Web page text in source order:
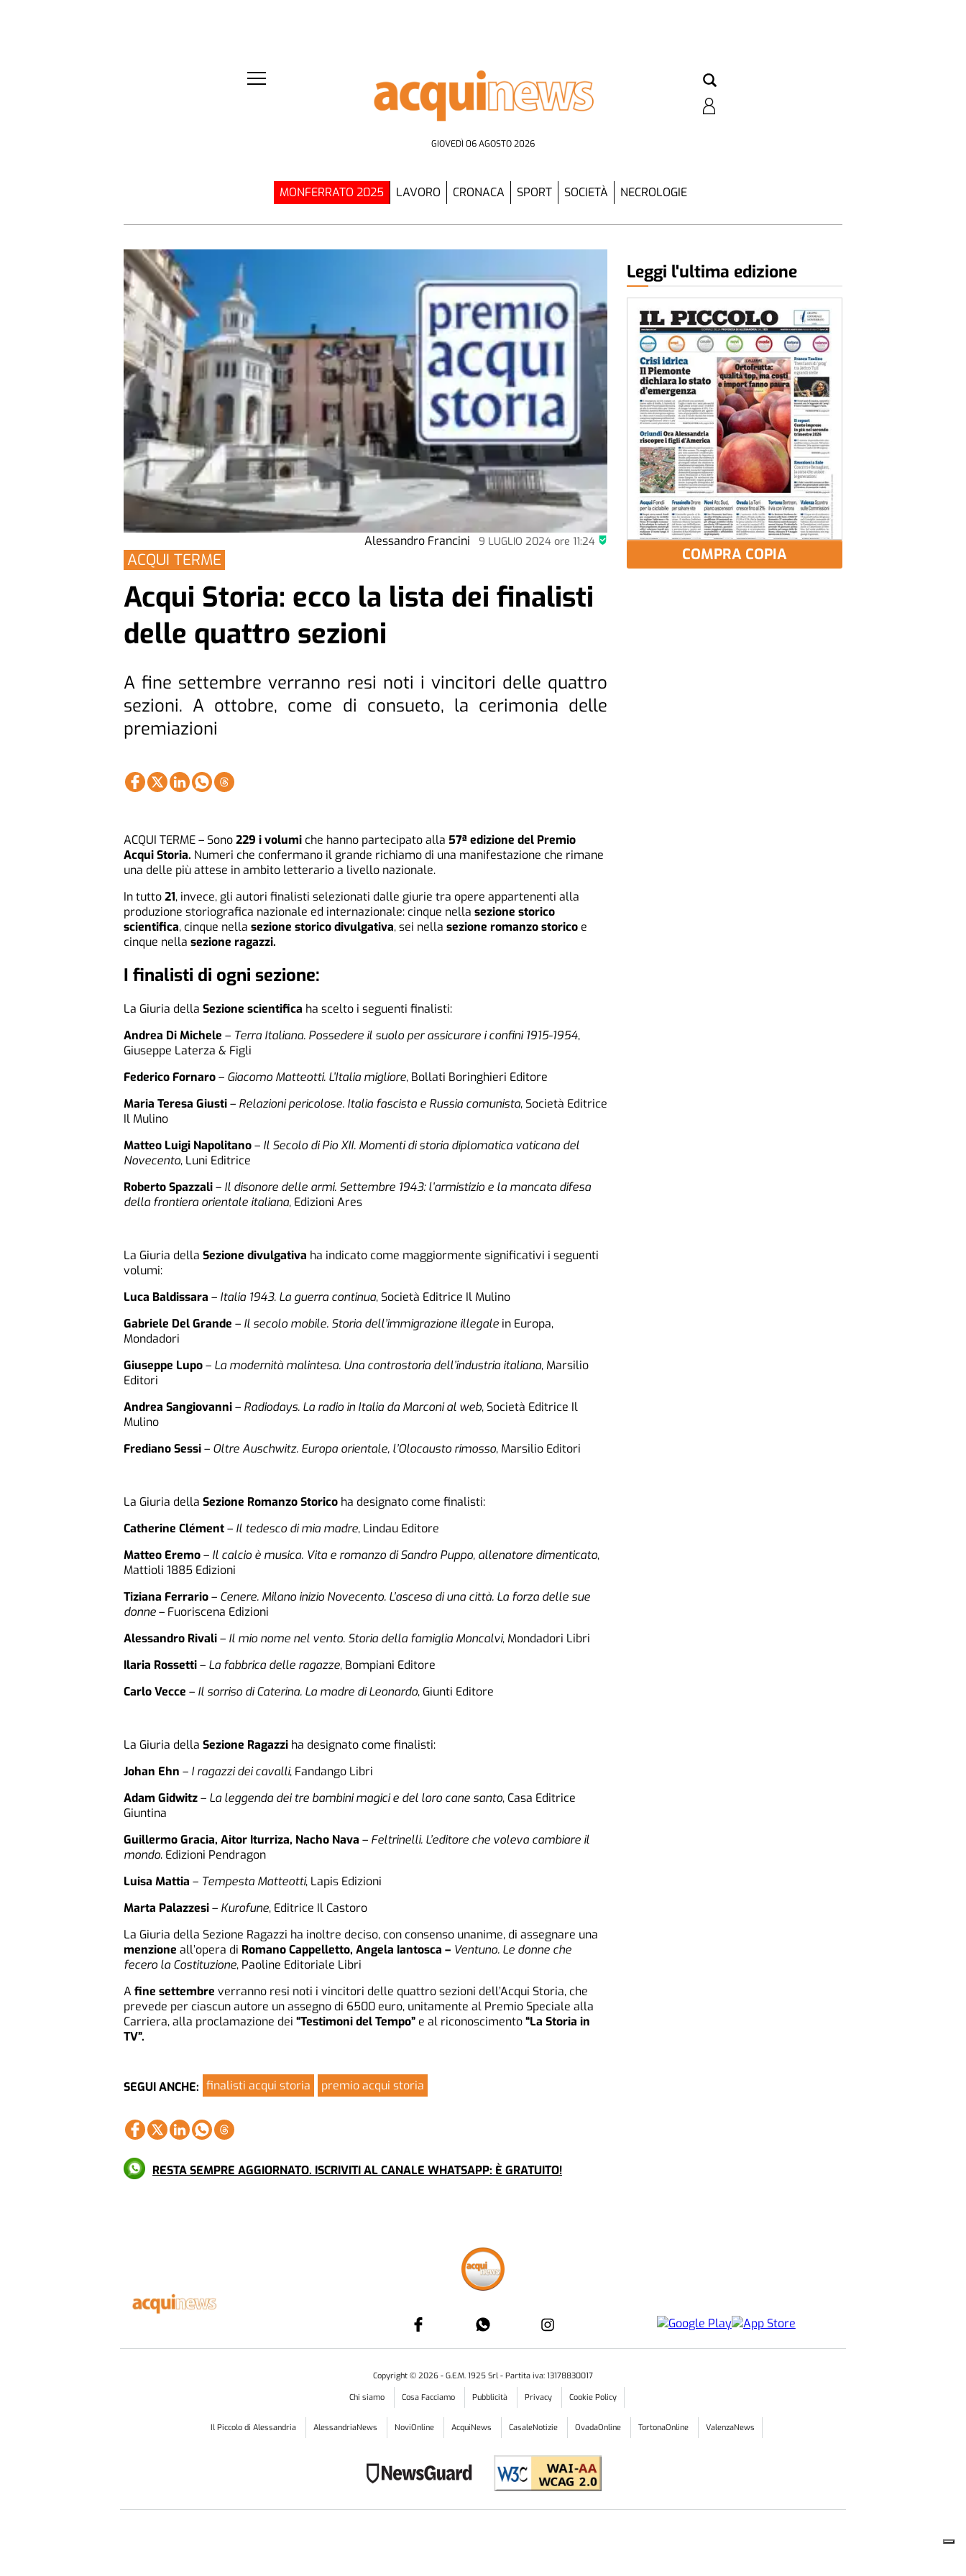
GIOVEDÌ 06 AGOSTO 2026
MONFERRATO 2025 LAVORO CRONACA SPORT SOCIETÀ NECROLOGIE
Alessandro Francini 9 LUGLIO 2024ore 11:24
ACQUI TERME
Acqui Storia: ecco la lista dei finalisti
delle quattro sezioni
A fine settembre verranno resi noti i vincitori delle quattro
sezioni. A ottobre, come di consueto, la cerimonia delle
premiazioni
ACQUI TERME – Sono229 i volumi che hanno partecipato alla 57ª edizione del Premio
Acqui Storia. Numeri che confermano il grande richiamo di una manifestazione che rimane
una delle più attese in ambito letterario a livello nazionale.
In tutto21, invece, gli autori finalisti selezionati dalle giurie tra opere appartenenti alla
produzione storiografica nazionale ed internazionale: cinque nella sezione storico
scientifica, cinque nella sezione storico divulgativa, sei nella sezione romanzo storico e
cinque nella sezione ragazzi.
I finalisti di ogni sezione:
La Giuria della Sezione scientifica ha scelto i seguenti finalisti:
Andrea Di Michele – Terra Italiana. Possedere il suolo per assicurare i confini 1915-1954,
Giuseppe Laterza & Figli
Federico Fornaro– Giacomo Matteotti. L’Italia migliore, Bollati Boringhieri Editore
Maria Teresa Giusti– Relazioni pericolose. Italia fascista e Russia comunista, Società Editrice
Il Mulino
Matteo Luigi Napolitano– Il Secolo di Pio XII. Momenti di storia diplomatica vaticana del
Novecento, Luni Editrice
Roberto Spazzali– Il disonore delle armi. Settembre 1943: l’armistizio e la mancata difesa
della frontiera orientale italiana, Edizioni Ares
La Giuria della Sezione divulgativa ha indicato come maggiormente significativi i seguenti
volumi:
Luca Baldissara – Italia 1943. La guerra continua, Società Editrice Il Mulino
Gabriele Del Grande – Il secolo mobile. Storia dell’immigrazione illegale in Europa,
Mondadori
Giuseppe Lupo– La modernità malintesa. Una controstoria dell’industria italiana, Marsilio
Editori
Andrea Sangiovanni– Radiodays. La radio in Italia da Marconi al web, Società Editrice Il
Mulino
Frediano Sessi– Oltre Auschwitz. Europa orientale, l’Olocausto rimosso, Marsilio Editori
La Giuria della Sezione Romanzo Storico ha designato come finalisti:
Catherine Clément– Il tedesco di mia madre, Lindau Editore
Matteo Eremo– Il calcio è musica. Vita e romanzo di Sandro Puppo, allenatore dimenticato,
Mattioli 1885 Edizioni
Tiziana Ferrario– Cenere. Milano inizio Novecento. L’ascesa di una città. La forza delle sue
donne– Fuoriscena Edizioni
Alessandro Rivali– Il mio nome nel vento. Storia della famiglia Moncalvi, Mondadori Libri
Ilaria Rossetti– La fabbrica delle ragazze, Bompiani Editore
Carlo Vecce – Il sorriso di Caterina. La madre di Leonardo, Giunti Editore
La Giuria della Sezione Ragazzi ha designato come finalisti:
Johan Ehn – I ragazzi dei cavalli, Fandango Libri
Adam Gidwitz– La leggenda dei tre bambini magici e del loro cane santo, Casa Editrice
Giuntina
Guillermo Gracia, Aitor Iturriza, Nacho Nava – Feltrinelli. L’editore che voleva cambiare il
mondo. Edizioni Pendragon
Luisa Mattia – Tempesta Matteotti, Lapis Edizioni
Marta Palazzesi– Kurofune, Editrice Il Castoro
La Giuria della Sezione Ragazzi ha inoltre deciso, con consenso unanime, di assegnare una
menzione all’opera di Romano Cappelletto, Angela Iantosca – Ventuno. Le donne che
fecero la Costituzione, Paoline Editoriale Libri
A fine settembre verranno resi noti i vincitori delle quattro sezioni dell’Acqui Storia, che
prevede per ciascun autore un assegno di 6500 euro, unitamente al Premio Speciale alla
Carriera, alla proclamazione dei “Testimoni del Tempo” e al riconoscimento“La Storia in
TV”.
SEGUI ANCHE: finalisti acqui storia premio acqui storia
RESTA SEMPRE AGGIORNATO. ISCRIVITI AL CANALE WHATSAPP: È GRATUITO!
Leggi l'ultima edizione
COMPRA COPIA
Acqui, diventa disco il
CULTURA & SPETTACOLI
NECESSITA DI UN URGENTE RESTAURO
Acqui Terme: salviamo il
Acqui Terme: Salviamo il vecchio Texan . E’ l’appello
lanciato da molti acquesi che hanno a cuore il...
IL CASO
Acqui Terme, saltano i tombini